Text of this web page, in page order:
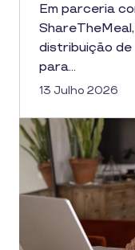
Em parceria
distribuição
para…
13 Julho 2026